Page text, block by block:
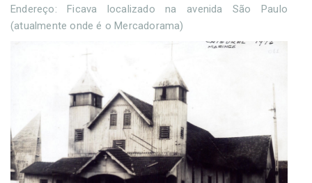
Endereço: Ficava localizado na avenida São Paulo
(atualmente onde é o Mercadorama)